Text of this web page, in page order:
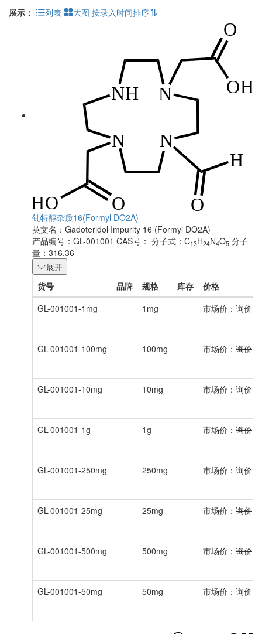
展示：
列表 大图 按录入时间排序
钆特醇杂质16(Formyl DO2A)
英文名： Gadoteridol Impurity 16 (Formyl DO2A)
产品编号：GL-001001 CAS号： 分子式：C13H24N4O5 分子
量：316.36
展开
货号
品牌 规格 库存
价格
GL-001001-1mg
1mg 市场价： 询价
GL-001001-100mg 100mg 市场价： 询价
GL-001001-10mg 10mg 市场价： 询价
GL-001001-1g 1g 市场价： 询价
GL-001001-250mg 250mg 市场价： 询价
GL-001001-25mg 25mg 市场价： 询价
GL-001001-500mg 500mg 市场价： 询价
GL-001001-50mg 50mg 市场价： 询价